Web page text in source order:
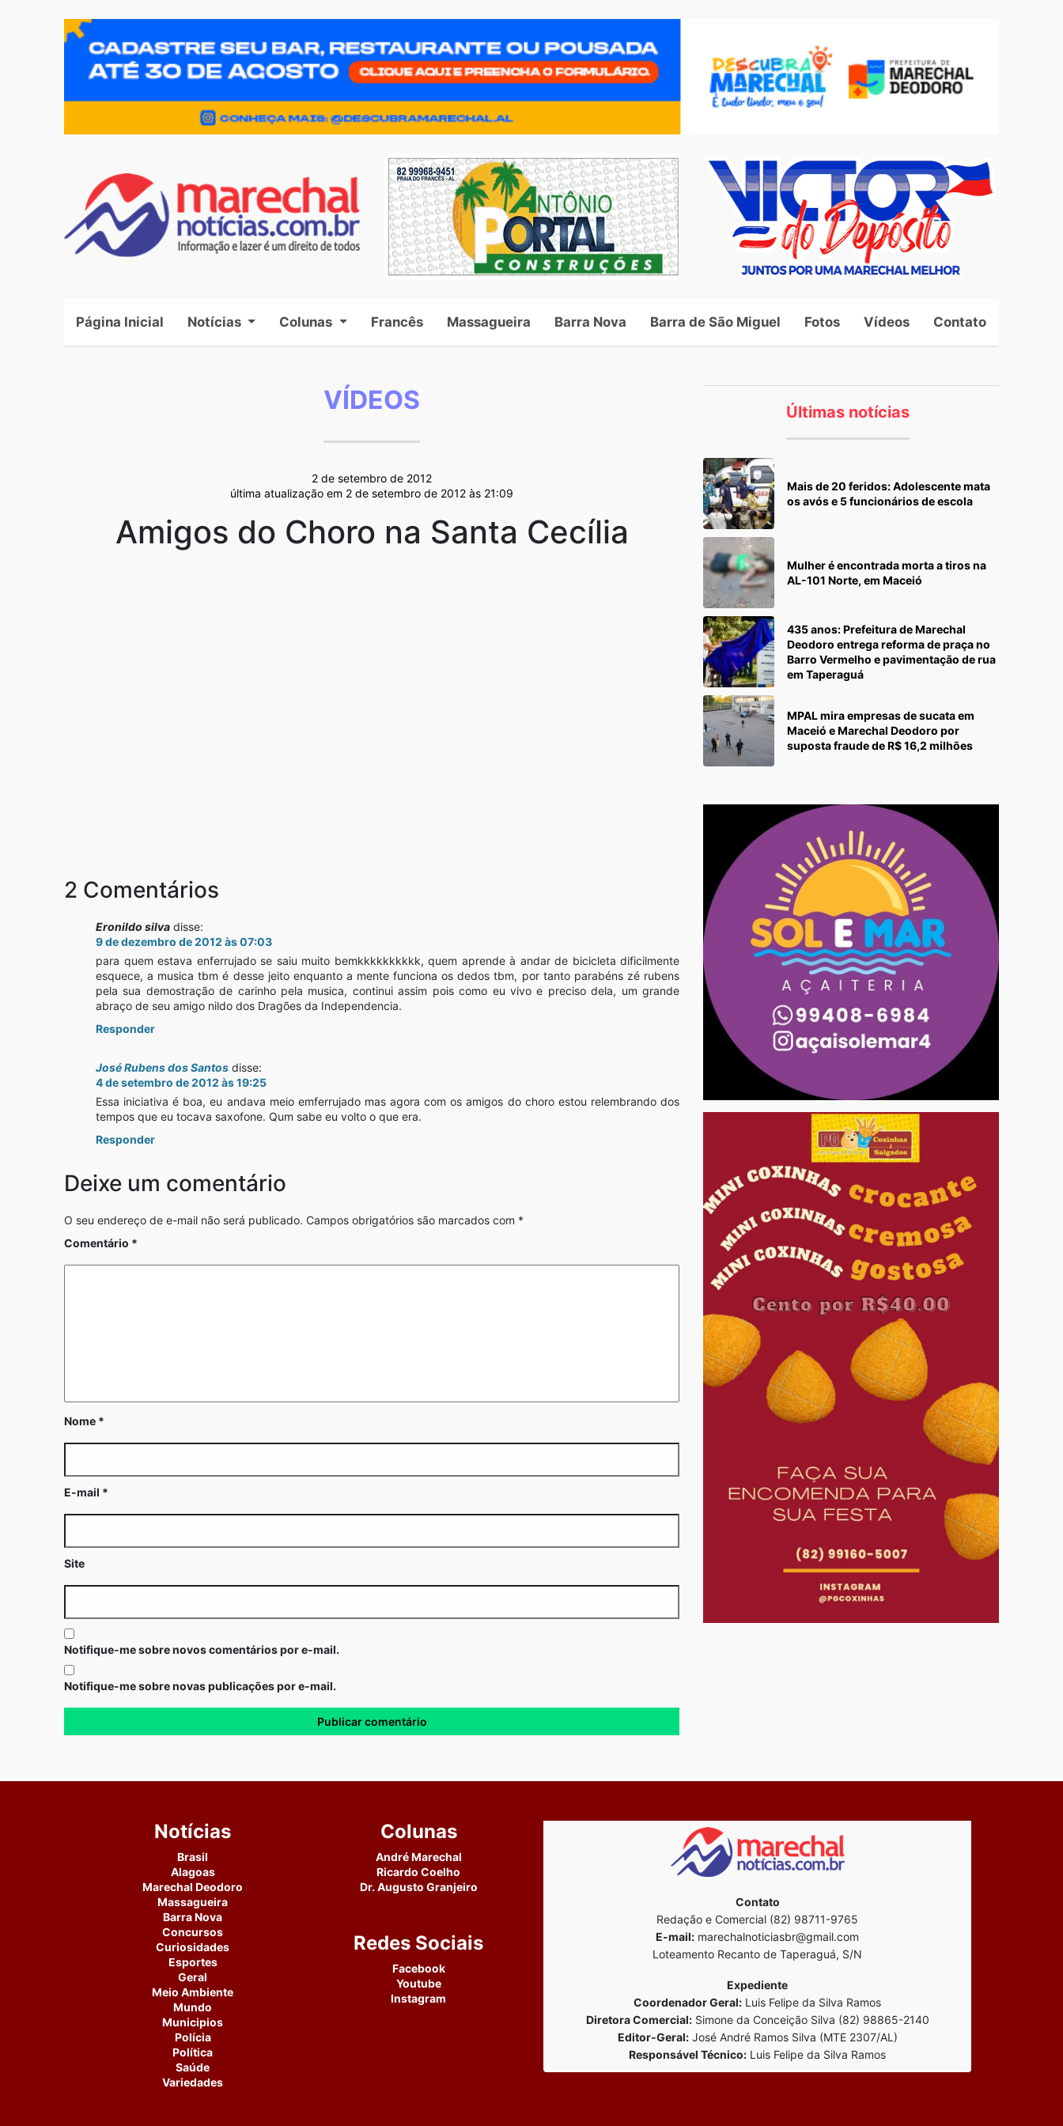
Página Inicial (current)
Notícias Colunas Francês Massagueira Barra Nova Barra de São Miguel Fotos Vídeos Contato
VÍDEOS
2 de setembro de 2012
última atualização em 2 de setembro de 2012 às 21:09
Amigos do Choro na Santa Cecília
2 Comentários
Eronildo silva disse:
9 de dezembro de 2012 às 07:03
para quem estava enferrujado se saiu muito bemkkkkkkkkkk, quem aprende à andar de bicicleta dificilmente
esquece, a musica tbm é desse jeito enquanto a mente funciona os dedos tbm, por tanto parabéns zé rubens
pela sua demostração de carinho pela musica, continui assim pois como eu vivo e preciso dela, um grande
abraço de seu amigo nildo dos Dragões da Independencia.
Responder
José Rubens dos Santos disse:
4 de setembro de 2012 às 19:25
Essa iniciativa é boa, eu andava meio emferrujado mas agora com os amigos do choro estou relembrando dos
tempos que eu tocava saxofone. Qum sabe eu volto o que era.
Responder
Deixe um comentário
O seu endereço de e-mail não será publicado. Campos obrigatórios são marcados com *
Comentário *
Nome *
E-mail *
Site
Notifique-me sobre novos comentários por e-mail.
Notifique-me sobre novas publicações por e-mail.
Últimas notícias
Mais de 20 feridos: Adolescente mata
os avós e 5 funcionários de escola
Mulher é encontrada morta a tiros na
AL-101 Norte, em Maceió
435 anos: Prefeitura de Marechal
Deodoro entrega reforma de praça no
Barro Vermelho e pavimentação de rua
em Taperaguá
MPAL mira empresas de sucata em
Maceió e Marechal Deodoro por
suposta fraude de R$ 16,2 milhões
Notícias
Brasil
Alagoas
Marechal Deodoro
Massagueira
Barra Nova
Concursos
Curiosidades
Esportes
Geral
Meio Ambiente
Mundo
Municipios
Polícia
Política
Saúde
Variedades
Colunas
André Marechal
Ricardo Coelho
Dr. Augusto Granjeiro
Redes Sociais
Facebook
Youtube
Instagram
Contato
Redação e Comercial (82) 98711-9765
E-mail: marechalnoticiasbr@gmail.com
Loteamento Recanto de Taperaguá, S/N
Expediente
Coordenador Geral: Luis Felipe da Silva Ramos
Diretora Comercial:Simone da Conceição Silva (82) 98865-2140
Editor-Geral:José André Ramos Silva (MTE 2307/AL)
Responsável Técnico: Luis Felipe da Silva Ramos